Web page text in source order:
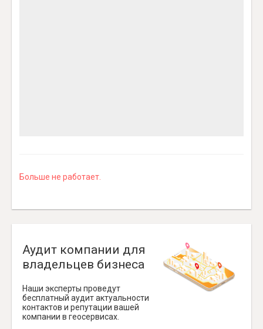
Больше не работает.
Аудит компании для
владельцев бизнеса
Наши эксперты проведут
бесплатный аудит актуальности
контактов и репутации вашей
компании в геосервисах.